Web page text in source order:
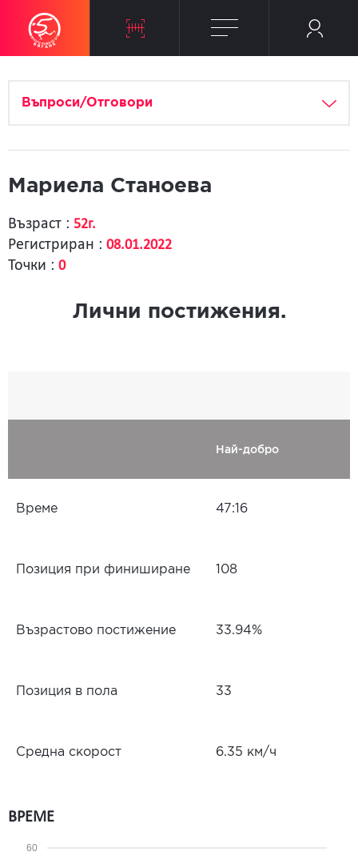
Въпроси/Отговори
Мариела Станоева
Възраст : 52г.
Регистриран : 08.01.2022
Точки : 0
Лични постижения.
Най-добро
Време 47:16
Позиция при финиширане 108
Възрастово постижение 33.94%
Позиция в пола 33
Средна скорост 6.35 км/ч
ВРЕМЕ
60